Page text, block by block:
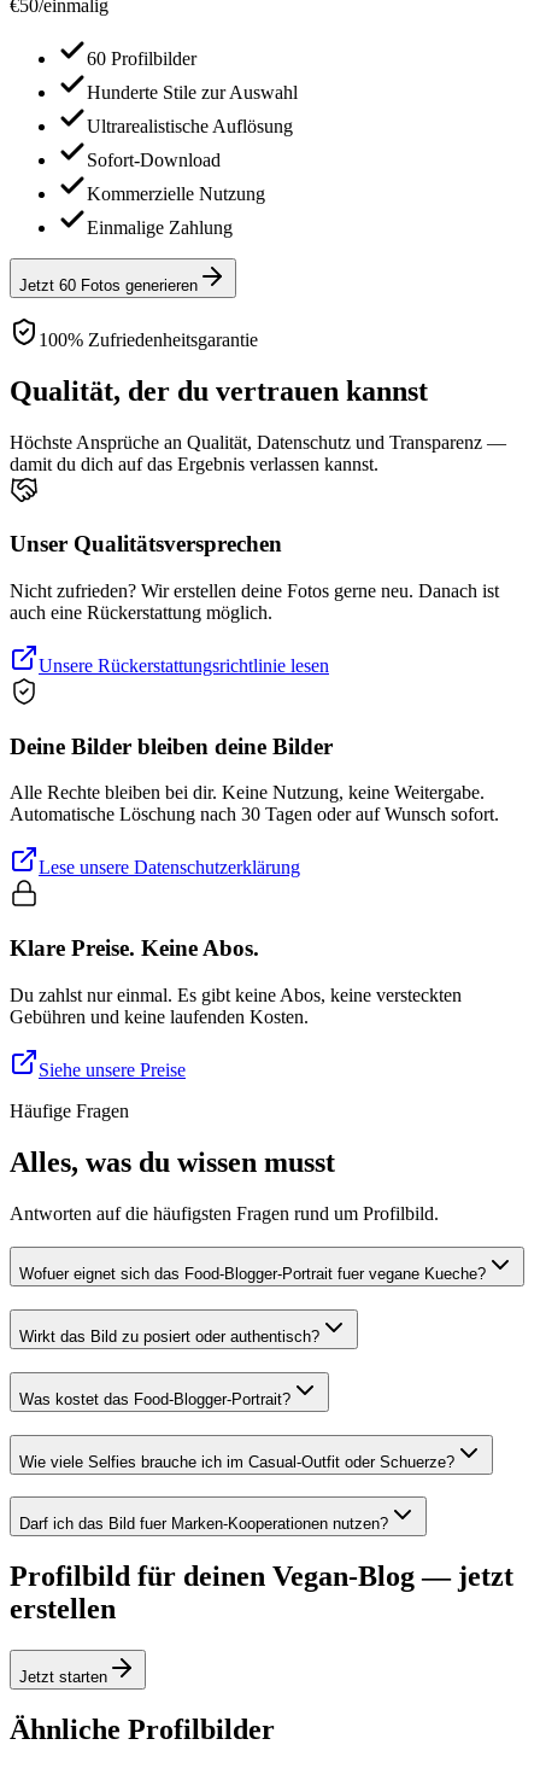
€50/einmalig
60 Profilbilder
Hunderte Stile zur Auswahl
Ultrarealistische Auflösung
Sofort-Download
Kommerzielle Nutzung
Einmalige Zahlung
Jetzt 60 Fotos generieren
100% Zufriedenheitsgarantie
Qualität, der du vertrauen kannst
Höchste Ansprüche an Qualität, Datenschutz und Transparenz —
damit du dich auf das Ergebnis verlassen kannst.
Unser Qualitätsversprechen
Nicht zufrieden? Wir erstellen deine Fotos gerne neu. Danach ist
auch eine Rückerstattung möglich.
Unsere Rückerstattungsrichtlinie lesen
Deine Bilder bleiben deine Bilder
Alle Rechte bleiben bei dir. Keine Nutzung, keine Weitergabe.
Automatische Löschung nach 30 Tagen oder auf Wunsch sofort.
Lese unsere Datenschutzerklärung
Klare Preise. Keine Abos.
Du zahlst nur einmal. Es gibt keine Abos, keine versteckten
Gebühren und keine laufenden Kosten.
Siehe unsere Preise
Häufige Fragen
Alles, was du wissen musst
Antworten auf die häufigsten Fragen rund um Profilbild.
Wofuer eignet sich das Food-Blogger-Portrait fuer vegane Kueche?
Wirkt das Bild zu posiert oder authentisch?
Was kostet das Food-Blogger-Portrait?
Wie viele Selfies brauche ich im Casual-Outfit oder Schuerze?
Darf ich das Bild fuer Marken-Kooperationen nutzen?
Profilbild für deinen Vegan-Blog — jetzt
erstellen
Jetzt starten
Ähnliche Profilbilder